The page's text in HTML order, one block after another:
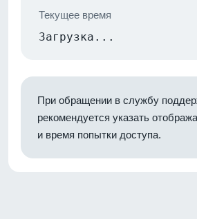
Текущее время
Загрузка...
При обращении в службу
рекомендуется указать
и время попытки доступа.